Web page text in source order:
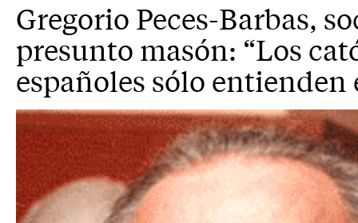
Gregorio Peces-Barbas,
presunto masón: “Los
españoles sólo entienden